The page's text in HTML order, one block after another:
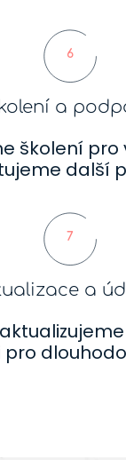
6
a
školení pro
další
7
a